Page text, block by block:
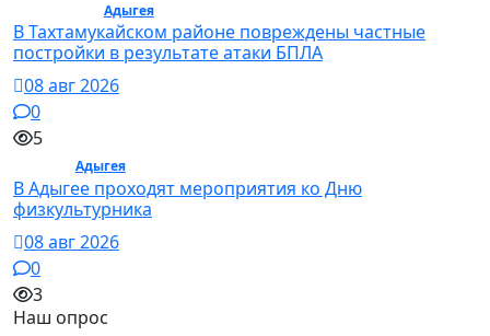
Адыгея/ Общество
В Тахтамукайском районе повреждены частные
постройки в результате атаки БПЛА
08 авг 2026
0
5
Адыгея/ Спорт
В Адыгее проходят мероприятия ко Дню
физкультурника
08 авг 2026
0
3
Наш опрос